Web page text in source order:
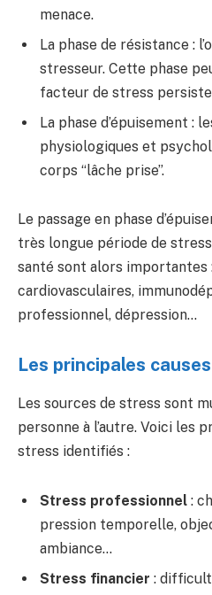
menace.
La phase de résistance :
stresseur. Cette phase
facteur de stress
La phase d’épuisement :
physiologiques et
corps “lâche prise”.
Le passage en phase
très longue période de
santé sont alors importantes
cardiovasculaires,
professionnel, dépression…
Les principales
Les sources de stress sont
personne à l’autre. Voici les
stress identifiés :
Stress professionnel :
pression temporelle,
ambiance…
Stress financier :